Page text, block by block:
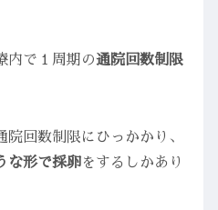
内で１周期の通院回数制限
回数制限にひっかかり、
な形で採卵をするしかあり